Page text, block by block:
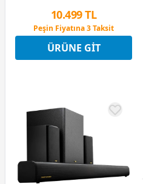
10.499 TL
Peşin Fiyatına 3 Taksit
4 Ay x 2.916 TL taksitle
Peşin Fiyatına 3 Taksit
ÜRÜNE GIT